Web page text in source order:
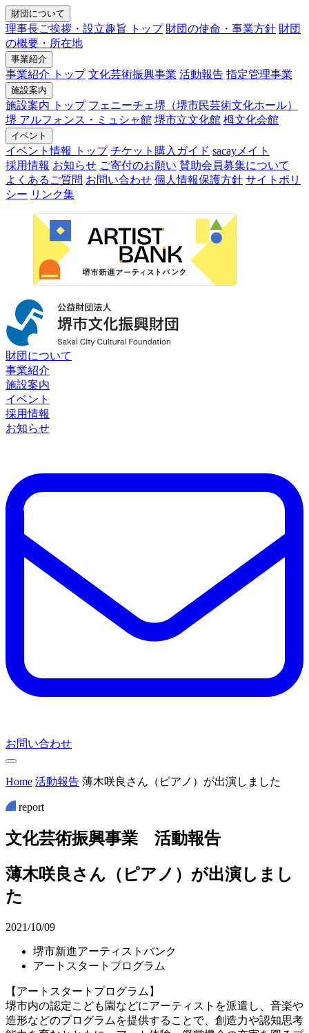
財団について
理事長ご挨拶・設立趣旨 トップ 財団の使命・事業方針 財団
の概要・所在地
事業紹介
事業紹介 トップ 文化芸術振興事業 活動報告 指定管理事業
施設案内
施設案内 トップ フェニーチェ堺（堺市民芸術文化ホール）
堺 アルフォンス・ミュシャ館 堺市立文化館 栂文化会館
イベント
イベント情報 トップ チケット購入ガイド sacayメイト
採用情報 お知らせ ご寄付のお願い 賛助会員募集について
よくあるご質問 お問い合わせ 個人情報保護方針 サイトポリ
シー リンク集
財団について
事業紹介
施設案内
イベント
採用情報
お知らせ
お問い合わせ
Home 活動報告 薄木咲良さん（ピアノ）が出演しました
report
文化芸術振興事業 活動報告
薄木咲良さん（ピアノ）が出演しまし
た
2021/10/09
堺市新進アーティストバンク
アートスタートプログラム
【アートスタートプログラム】
堺市内の認定こども園などにアーティストを派遣し、音楽や
造形などのプログラムを提供することで、創造力や認知思考